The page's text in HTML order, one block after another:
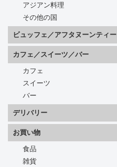
アジアン料理
その他の国
ビュッフェ／アフタヌーンティー
カフェ／スイーツ／バー
カフェ
スイーツ
バー
デリバリー
お買い物
食品
雑貨